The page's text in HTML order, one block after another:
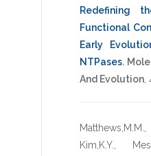
Redefining
Functional
Early
NTPases.
And Evolution,
Matthews,M.M.
Kim,K.Y.,